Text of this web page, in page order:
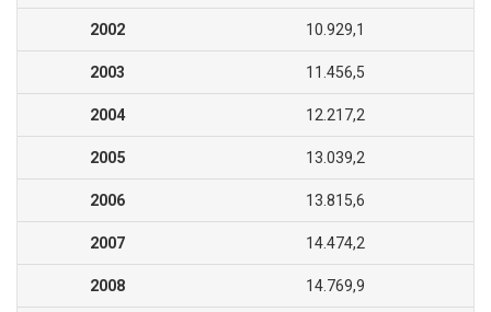
2002 10.929,1
2003 11.456,5
2004 12.217,2
2005 13.039,2
2006 13.815,6
2007 14.474,2
2008 14.769,9